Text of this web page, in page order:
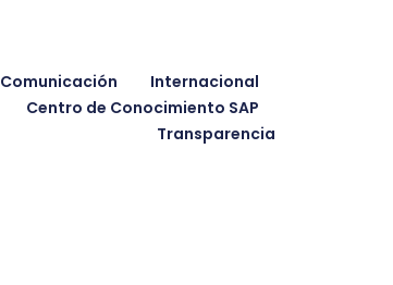
Comunicación
Internacional
Centro de Conocimiento SAP
Transparencia